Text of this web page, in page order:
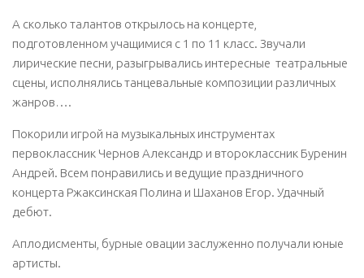
А сколько талантов открылось на концерте,
подготовленном учащимися с 1 по 11 класс. Звучали
лирические песни, разыгрывались интересные театральные
сцены, исполнялись танцевальные композиции различных
жанров….
Покорили игрой на музыкальных инструментах
первоклассник Чернов Александр и второклассник Буренин
Андрей. Всем понравились и ведущие праздничного
концерта Ржаксинская Полина и Шаханов Егор. Удачный
дебют.
Аплодисменты, бурные овации заслуженно получали юные
артисты.